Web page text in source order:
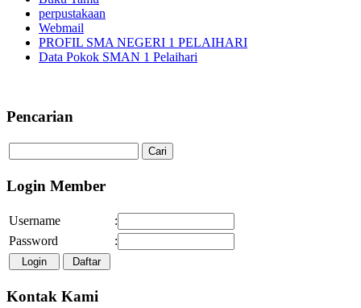
perpustakaan
Webmail
PROFIL SMA NEGERI 1 PELAIHARI
Data Pokok SMAN 1 Pelaihari
Pencarian
Login Member
Username
:
Password
:
Kontak Kami